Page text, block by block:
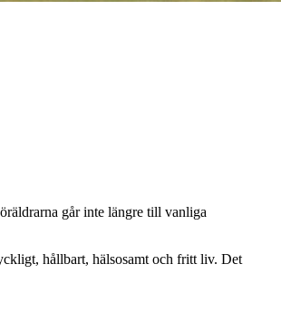
går inte längre till vanliga
hållbart, hälsosamt och fritt liv. Det